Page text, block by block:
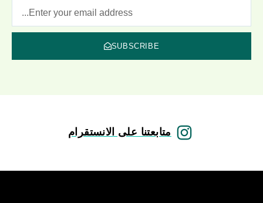
SUBSCRIBE
متابعتنا على الانستقرام